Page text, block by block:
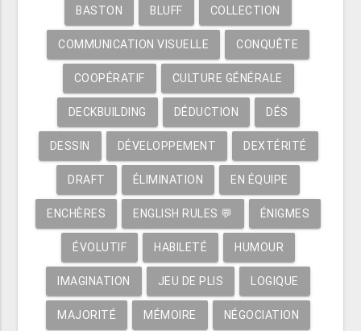
BASTON BLUFF COLLECTION
COMMUNICATION VISUELLE CONQUÊTE
COOPÉRATIF CULTURE GÉNÉRALE
DECKBUILDING DÉDUCTION DÉS
DESSIN DÉVELOPPEMENT DEXTÉRITÉ
DRAFT ÉLIMINATION EN ÉQUIPE
ENCHÈRES ENGLISH RULES 💬 ÉNIGMES
ÉVOLUTIF HABILETÉ HUMOUR
IMAGINATION JEU DE PLIS LOGIQUE
MAJORITÉ MÉMOIRE NÉGOCIATION